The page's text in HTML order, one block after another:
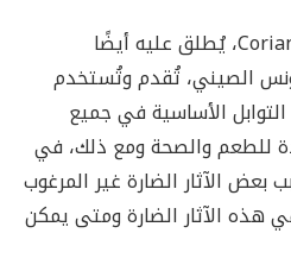
الكزبرة أو Coriandrum sativum، يُطلق عليه أيضًا
الصيني، تُقدم وتُستخدم
الأساسية في جميع
للطعم والصحة ومع ذلك، في
الآثار الضارة غير المرغوب
هذه الآثار الضارة ومتى يمكن